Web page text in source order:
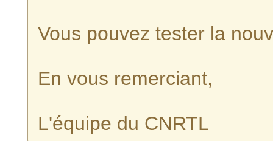
Vous pouvez tester la
En vous remerciant,
L'équipe du CNRTL